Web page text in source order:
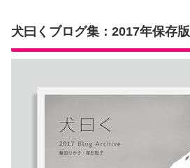
犬曰くブログ集：2017年保存版